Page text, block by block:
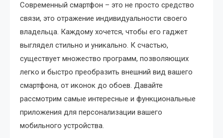
Современный смартфон – это не просто средство
связи, это отражение индивидуальности своего
владельца. Каждому хочется, чтобы его гаджет
выглядел стильно и уникально. К счастью,
существует множество программ, позволяющих
легко и быстро преобразить внешний вид вашего
смартфона, от иконок до обоев. Давайте
рассмотрим самые интересные и функциональные
приложения для персонализации вашего
мобильного устройства.